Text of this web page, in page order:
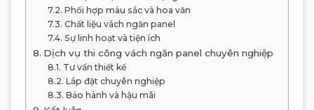
Phối hợp màu sắc và hoa văn
Chất liệu vách ngăn panel
Sự linh hoạt và tiện ích
Dịch vụ thi công vách ngăn panel chuyên nghiệp
Tư vấn thiết kế
Lắp đặt chuyên nghiệp
Bảo hành và hậu mãi